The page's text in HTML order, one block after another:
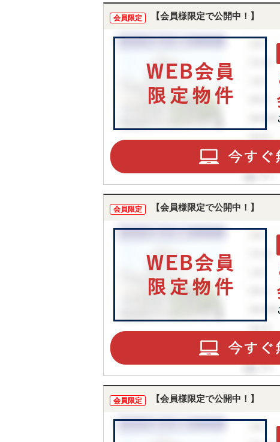
会員限定 【会員様限定で公開中！】
会員限定 【会員様限定で公開中！】
会員限定 【会員様限定で公開中！】